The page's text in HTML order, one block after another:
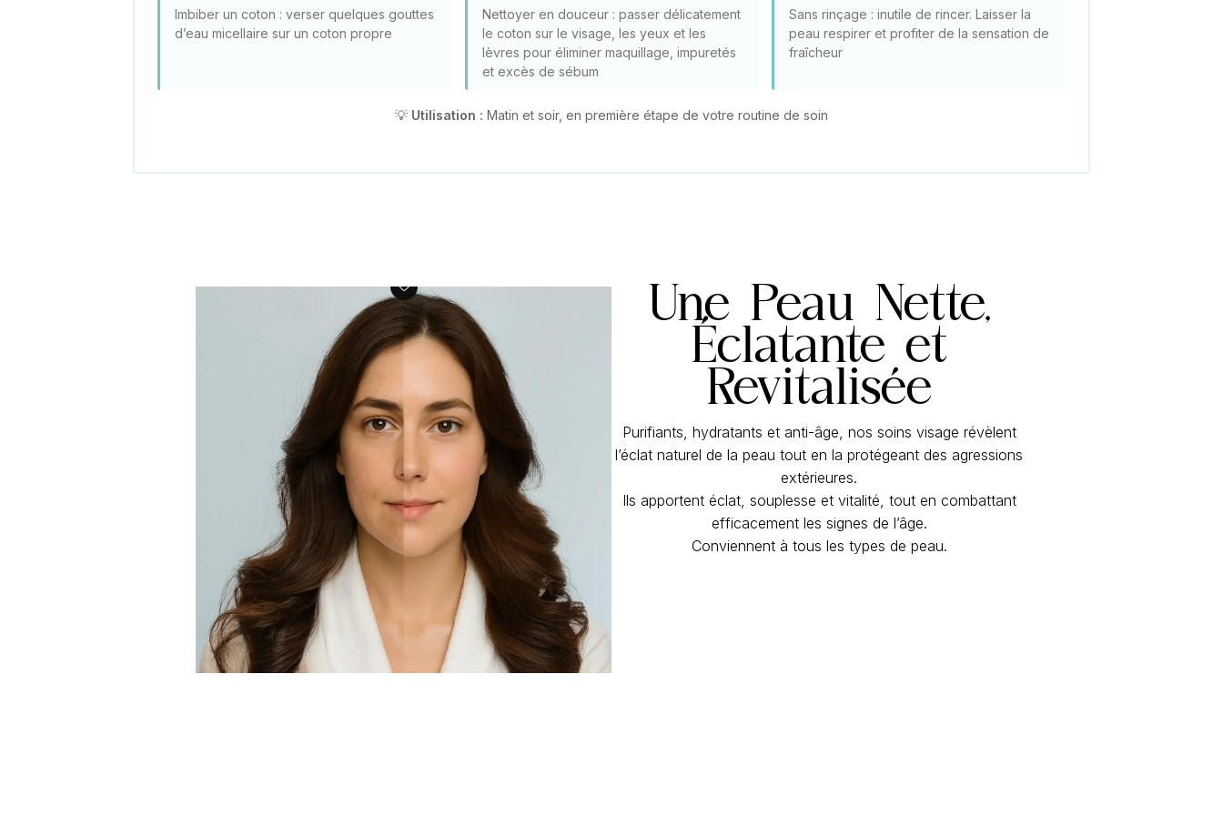
Imbiber un coton : verser quelques gouttes
d’eau micellaire sur un coton propre
Nettoyer en douceur : passer délicatement
le coton sur le visage, les yeux et les
lèvres pour éliminer maquillage, impuretés
et excès de sébum
Sans rinçage : inutile de rincer. Laisser la
peau respirer et profiter de la sensation de
fraîcheur
💡 Utilisation : Matin et soir, en première étape de votre routine de soin
Une Peau Nette,
Éclatante et
Revitalisée
Purifiants, hydratants et anti-âge, nos soins visage révèlent
l’éclat naturel de la peau tout en la protégeant des agressions
extérieures.
Ils apportent éclat, souplesse et vitalité, tout en combattant
efficacement les signes de l’âge.
Conviennent à tous les types de peau.